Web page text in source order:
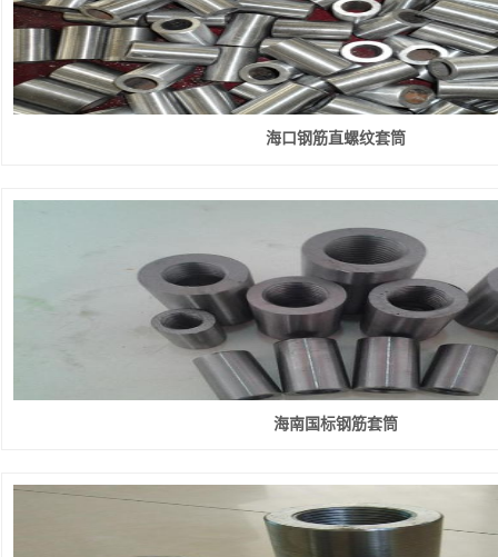
海口钢筋直螺纹套筒
海南国标钢筋套筒